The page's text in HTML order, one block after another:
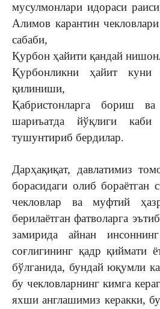
мусулмонлари идораси
Алимов карантин
сабаби,
Қурбон ҳайити қандай
Қурбонликни ҳайит
қилиниши,
Қабристонларга бориш
шариъатда йўқлиги каби
тушунтириб бердилар.
Дарҳақиқат, давлатимиз
борасидаги олиб бораётган
чекловлар ва муфтий
берилаётган фатволарга
замирида айнан
соғлигининг қадр қиймати
бўлганида, бундай юқумли
бу чекловларнинг кимга
яхши англашимиз керакки,